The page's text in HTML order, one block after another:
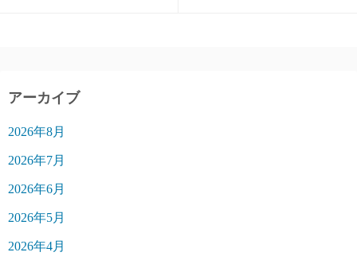
アーカイブ
2026年8月
2026年7月
2026年6月
2026年5月
2026年4月